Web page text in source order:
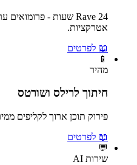
אטרקציות.
📖 לפרטים
📱
מהיר
חיתוך לרילס ושורטס
פירוק תוכן ארוך לקליפים
📖 לפרטים
💬
שירות AI